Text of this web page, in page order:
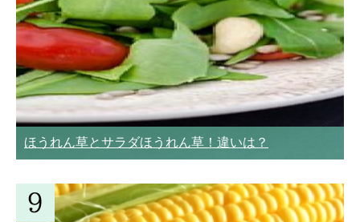
ほうれん草とサラダほうれん草！違いは？